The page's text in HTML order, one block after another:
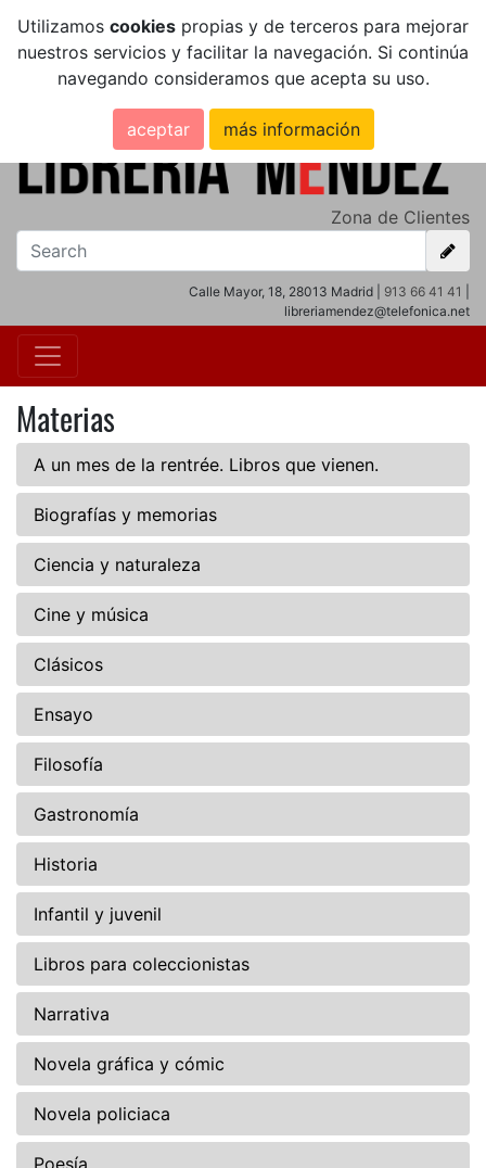
Utilizamos cookies propias y de terceros para mejorar
nuestros servicios y facilitar la navegación. Si continúa
navegando consideramos que acepta su uso.
aceptar más información
Zona de Clientes
Calle Mayor, 18, 28013 Madrid | 913 66 41 41
libreriamendez@telefonica.net
Materias
A un mes de la rentrée. Libros que vienen.
Biografías y memorias
Ciencia y naturaleza
Cine y música
Clásicos
Ensayo
Filosofía
Gastronomía
Historia
Infantil y juvenil
Libros para coleccionistas
Narrativa
Novela gráfica y cómic
Novela policiaca
Poesía